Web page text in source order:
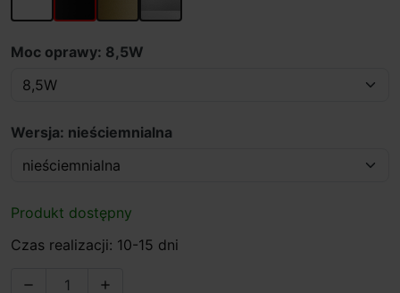
Moc oprawy: 8,5W
Wersja: nieściemnialna
Produkt dostępny
Czas realizacji: 10-15 dni
 